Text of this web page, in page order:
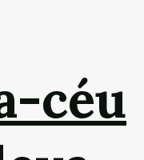
céu